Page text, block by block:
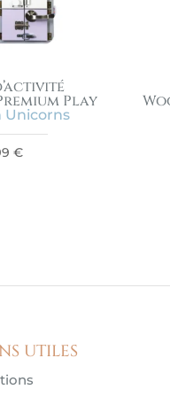
Play
Unicorns
€
UTILES